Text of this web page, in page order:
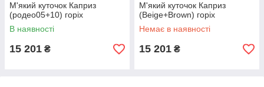
М'який куточок Каприз
(родео05+10) горіх
В наявності
15 201 ₴
М'який куточок Каприз
(Beige+Brown) горіх
Немає в наявності
15 201 ₴